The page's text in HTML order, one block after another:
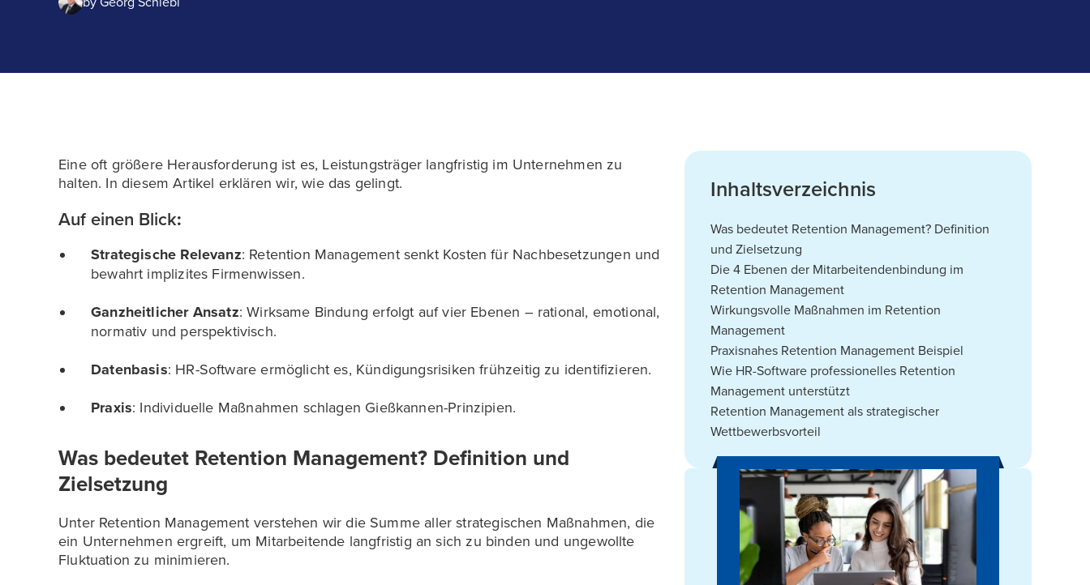
Eine oft größere Herausforderung ist es, Leistungsträger langfristig im Unternehmen zu
halten. In diesem Artikel erklären wir, wie das gelingt.
Auf einen Blick:
Strategische Relevanz: Retention Management senkt Kosten für Nachbesetzungen und
bewahrt implizites Firmenwissen.
Ganzheitlicher Ansatz: Wirksame Bindung erfolgt auf vier Ebenen – rational, emotional,
normativ und perspektivisch.
Datenbasis: HR-Software ermöglicht es, Kündigungsrisiken frühzeitig zu identifizieren.
Praxis: Individuelle Maßnahmen schlagen Gießkannen-Prinzipien.
Was bedeutet Retention Management? Definition und
Zielsetzung
Unter Retention Management verstehen wir die Summe aller strategischen Maßnahmen, die
ein Unternehmen ergreift, um Mitarbeitende langfristig an sich zu binden und ungewollte
Fluktuation zu minimieren.
Inhaltsverzeichnis
Was bedeutet Retention Management? Definition
und Zielsetzung
Die 4 Ebenen der Mitarbeitendenbindung im
Retention Management
Wirkungsvolle Maßnahmen im Retention
Management
Praxisnahes Retention Management Beispiel
Wie HR-Software professionelles Retention
Management unterstützt
Retention Management als strategischer
Wettbewerbsvorteil